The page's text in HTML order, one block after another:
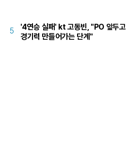
5
'4연승 실패' kt 고동빈, "PO 앞두고
경기력 만들어가는 단계"